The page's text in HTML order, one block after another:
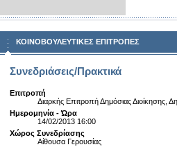
ΚΟΙΝΟΒΟΥΛΕΥΤΙΚΕΣ ΕΠΙΤΡΟΠΕΣ
Συνεδριάσεις/Πρακτικά
Επιτροπή
Διαρκής Επιτροπή Δημόσιας Διοίκησης,
Ημερομηνία - Ώρα
14/02/2013 16:00
Χώρος Συνεδρίασης
Αίθουσα Γερουσίας